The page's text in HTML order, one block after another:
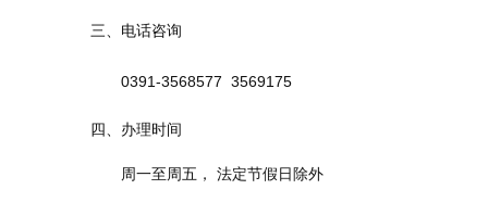
三、电话咨询
0391-3568577 3569175
四、办理时间
周一至周五， 法定节假日除外